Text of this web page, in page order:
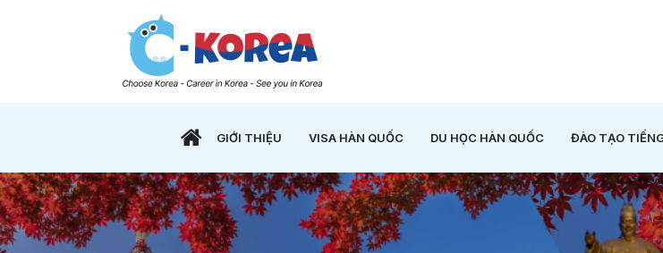
GIỚI THIỆU VISA HÀN QUỐC DU HỌC HÀN QUỐC ĐÀO TẠO